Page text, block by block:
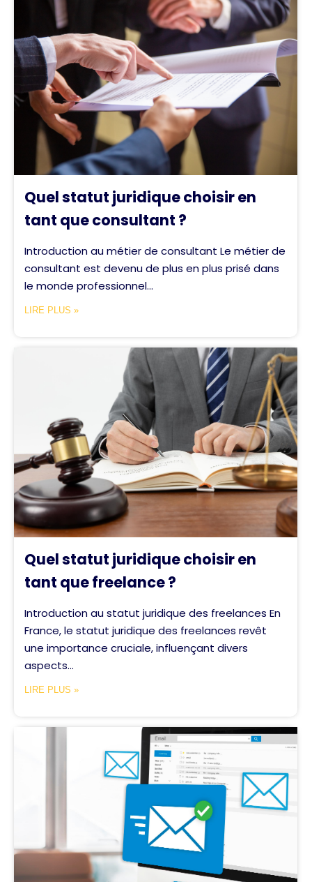
Quel statut juridique choisir en
tant que consultant ?
Introduction au métier de consultant Le métier de
consultant est devenu de plus en plus prisé dans
le monde professionnel...
LIRE PLUS »
Quel statut juridique choisir en
tant que freelance ?
Introduction au statut juridique des freelances En
France, le statut juridique des freelances revêt
une importance cruciale, influençant divers
aspects...
LIRE PLUS »